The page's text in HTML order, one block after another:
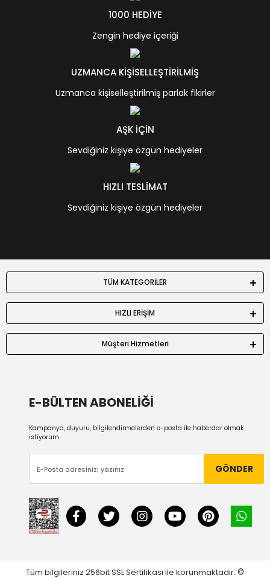
1000 HEDİYE
Zengin hediye içeriği
UZMANCA KİŞİSELLEŞTİRİLMİŞ
Uzmanca kişiselleştirilmiş parlak fikirler
AŞK İÇİN
Sevdiğiniz kişiye özgün hediyeler
HIZLI TESLİMAT
Sevdiğiniz kişiye özgün hediyeler
TÜM KATEGORİLER
HIZLI ERİŞİM
Müşteri Hizmetleri
E-BÜLTEN ABONELİĞİ
Kampanya, duyuru, bilgilendirmelerden e-posta ile haberdar olmak
istiyorum.
GÖNDER
Tüm bilgileriniz 256bit SSL Sertifikası ile korunmaktadır. ©